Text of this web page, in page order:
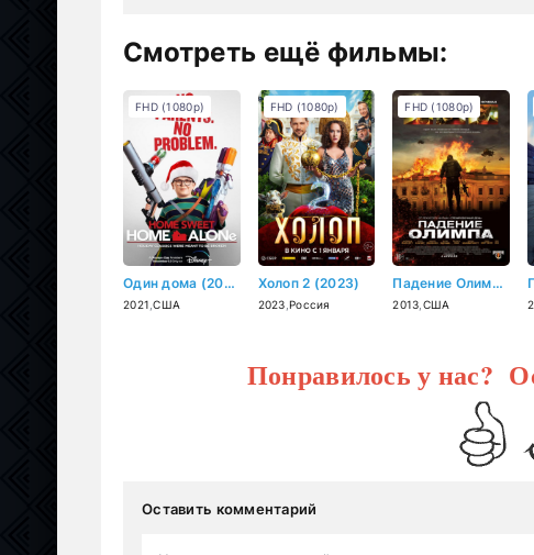
Смотреть ещё фильмы:
Один дома (2021)
2021 ,США
FHD (1080p)
Холоп 2 (2023)
2023 ,Россия
FHD (1080p)
Падение Олимпа (2013)
2013 США
FHD (1080p)
Понравилось у нас?
Оставить комментарий